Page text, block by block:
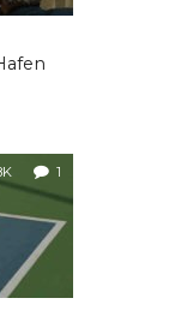
1